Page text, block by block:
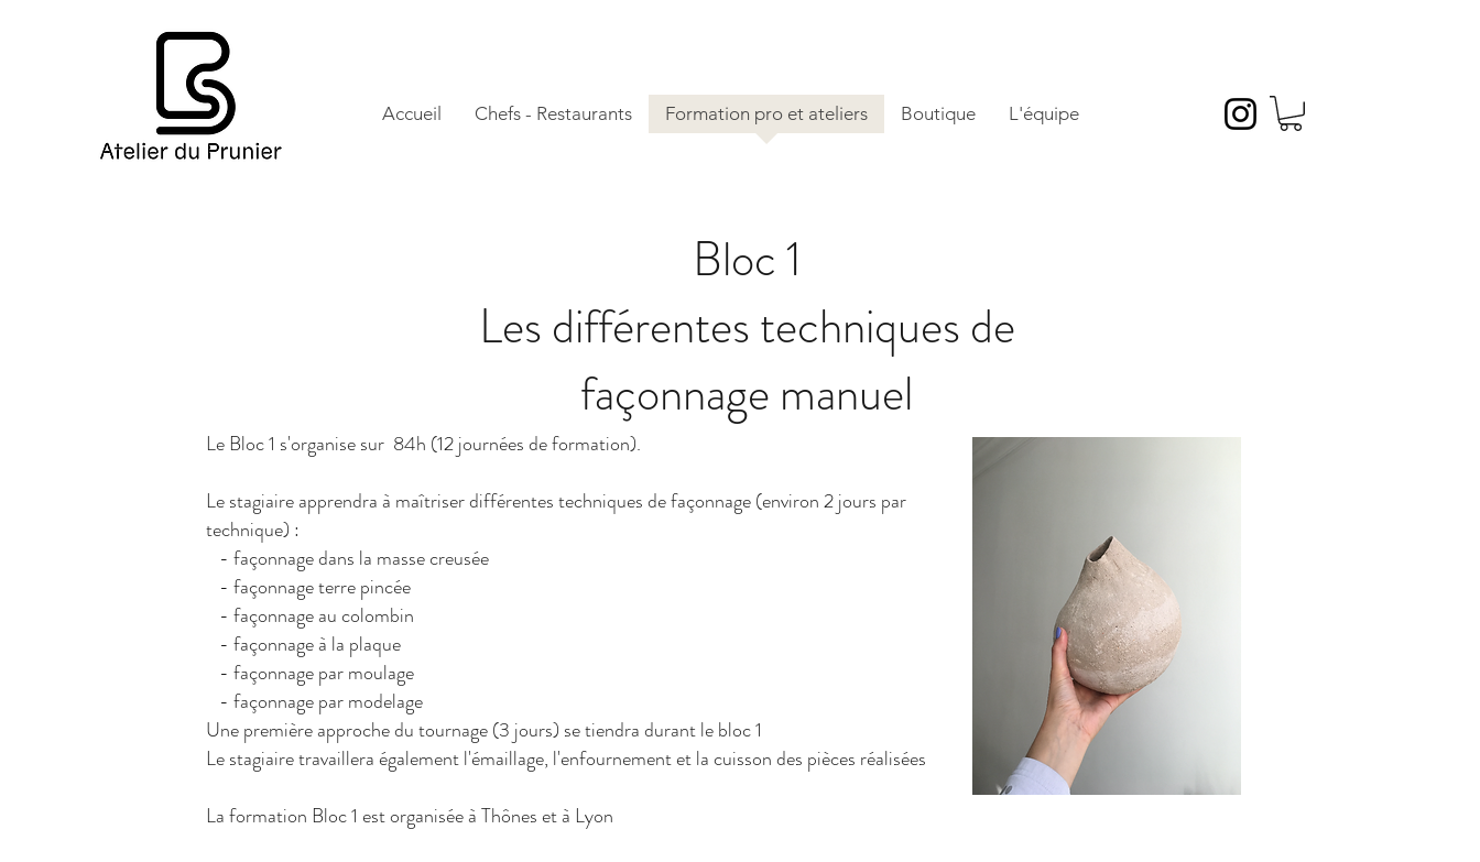
Accueil Chefs - Restaurants Formation pro et ateliers Boutique L'équipe
Bloc 1
Les différentes techniques de
façonnage manuel
Le Bloc 1 s'organise sur 84h (12 journées de formation).
Le stagiaire apprendra à maîtriser différentes techniques de façonnage (environ 2 jours par
technique) :
- façonnage dans la masse creusée
- façonnage terre pincée
- façonnage au colombin
- façonnage à la plaque
- façonnage par moulage
- façonnage par modelage
Une première approche du tournage (3 jours) se tiendra durant le bloc 1
Le stagiaire travaillera également l'émaillage, l'enfournement et la cuisson des pièces réalisées
La formation Bloc 1 est organisée à Thônes et à Lyon